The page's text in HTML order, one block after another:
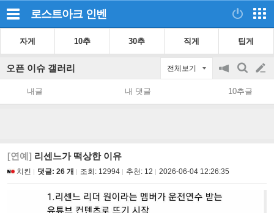
로스트아크 인벤
자게 10추 30추 직게 팁게
오픈 이슈 갤러리 전체보기
공
지
on/off
검
색
글
쓰
내글 내 댓글 10추글
[연예] 리센느가 떡상한 이유
치킨 댓글: 26 개 조회: 12994 추천: 12 2026-06-04 12:26:35